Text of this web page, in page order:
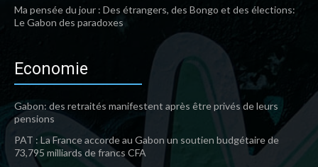
Ma pensée du jour : Des étrangers, des Bongo et des élections:
Le Gabon des paradoxes
Economie
Gabon: des retraités manifestent après être privés de leurs
pensions
PAT : La France accorde au Gabon un soutien budgétaire de
73,795 milliards de francs CFA